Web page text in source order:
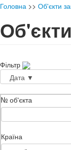
Головна >> Об'єкти
Фільтр
№ об'єкта
Країна